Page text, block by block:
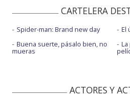
CARTELERA
Spider-man: Brand new day
Buena suerte, pásalo bien, no
mueras
El
ACTORES Y